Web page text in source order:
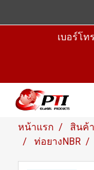
เบอร์โท
หน้าแรก สินค้
ท่อยางNBR